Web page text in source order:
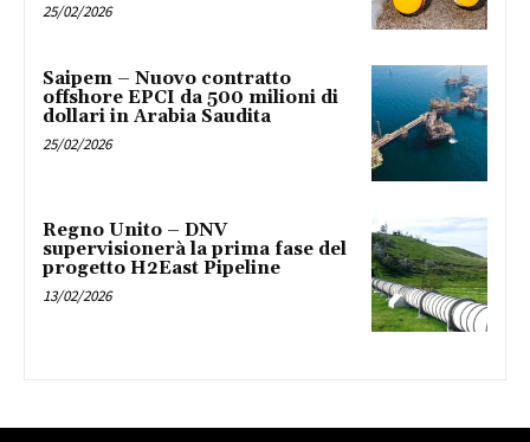
25/02/2026
Saipem – Nuovo contratto
offshore EPCI da 500 milioni di
dollari in Arabia Saudita
25/02/2026
Regno Unito – DNV
supervisionerà la prima fase del
progetto H2East Pipeline
13/02/2026